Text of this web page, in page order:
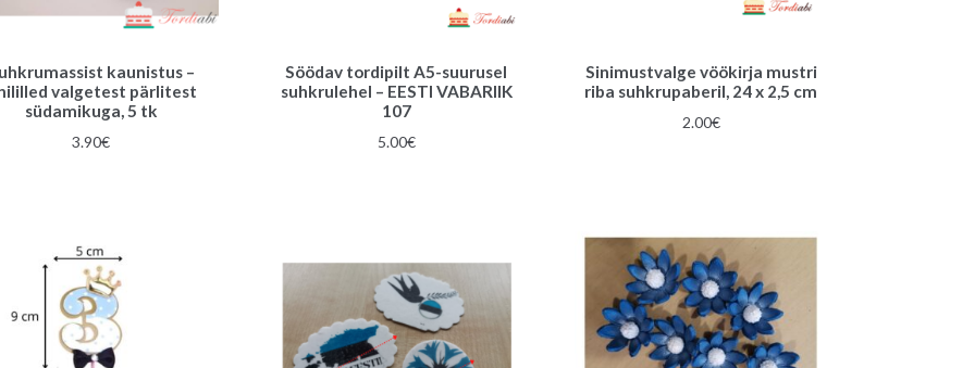
kaunistus –
valgetest pärlitest
südamikuga, 5 tk
3.90€
Söödav tordipilt A5-suurusel
suhkrulehel – EESTI VABARIIK
107
5.00€
Sinimustvalge vöökirja mustri
riba suhkrupaberil, 24 x 2,5 cm
2.00€